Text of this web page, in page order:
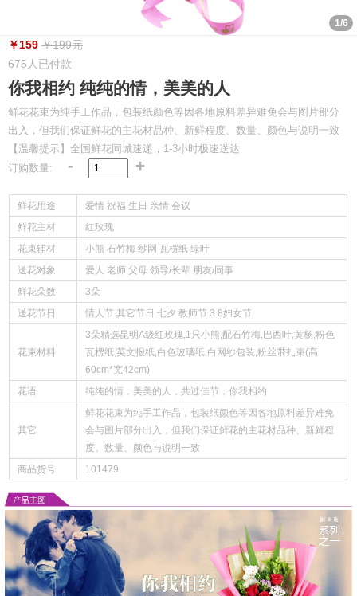
1/6
￥159 ￥199元
675人已付款
你我相约 纯纯的情，美美的人
鲜花花束为纯手工作品，包装纸颜色等因各地原料差异难免会与图片部分
出入，但我们保证鲜花的主花材品种、新鲜程度、数量、颜色与说明一致
【温馨提示】全国鲜花同城速递，1-3小时极速送达
订购数量:
- +
鲜花用途
爱情 祝福 生日 亲情 会议
鲜花主材
红玫瑰
花束辅材
小熊 石竹梅 纱网 瓦楞纸 绿叶
送花对象
爱人 老师 父母 领导/长辈 朋友/同事
鲜花朵数
3朵
送花节日
情人节 其它节日 七夕 教师节 3.8妇女节
花束材料
3朵精选昆明A级红玫瑰,1只小熊,配石竹梅,巴西叶,黄杨,粉色
瓦楞纸,英文报纸,白色玻璃纸,白网纱包装,粉丝带扎束(高
60cm*宽42cm)
花语
纯纯的情，美美的人，共过佳节，你我相约
其它
鲜花花束为纯手工作品，包装纸颜色等因各地原料差异难免
会与图片部分出入，但我们保证鲜花的主花材品种、新鲜程
度、数量、颜色与说明一致
商品货号
101479